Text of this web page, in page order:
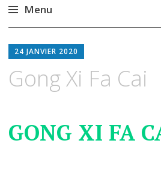
Menu
au
principal
24 JANVIER 2020
Gong Xi Fa Cai
GONG XI FA